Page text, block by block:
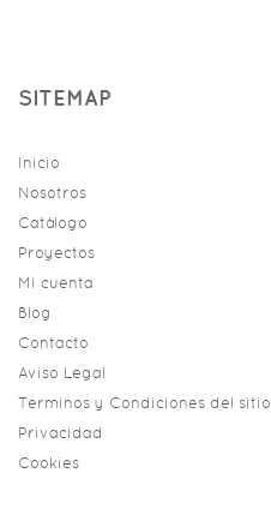
SITEMAP
Inicio
Nosotros
Catálogo
Proyectos
Mi cuenta
Blog
Contacto
Aviso Legal
Terminos y Condiciones del sitio
Privacidad
Cookies